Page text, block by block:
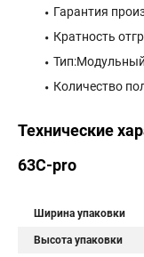
Гарантия
Кратность
Тип:Модульный
Количество
Технические
63C-pro
Ширина упаковки
Высота упаковки